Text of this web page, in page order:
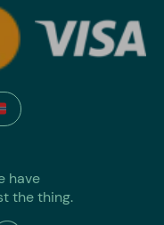
have
the thing.